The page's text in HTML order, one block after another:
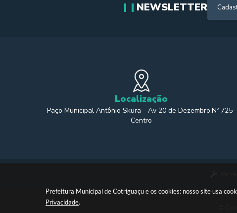
Prefeitura Municipal de Cotriguaçu e os cookies: nosso site usa
Privacidade.
NEWSLETTER
Localização
Paço Municipal Antônio Skura - Av 20 de Dezembro,Nº 725-
Centro